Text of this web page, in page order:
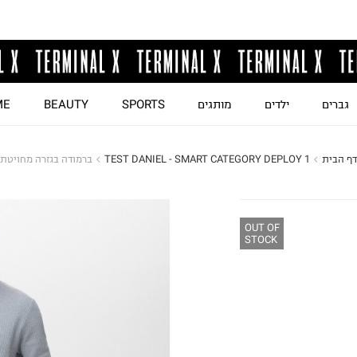
גברים ילדים מותגים SPORTS
BEAUTY
דף הבית TEST DANIEL - SMART CATEGORY DEPLOY 1 ברמודה בגזרה מחויטת
OUT OF
STOCK